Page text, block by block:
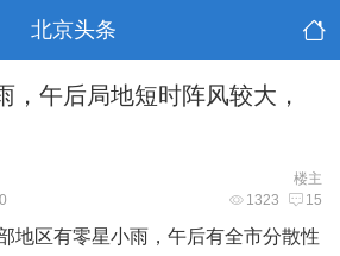
北京头条
，午后局地短时阵风较大，
楼主
1323 15
地区有零星小雨，午后有全市分散性